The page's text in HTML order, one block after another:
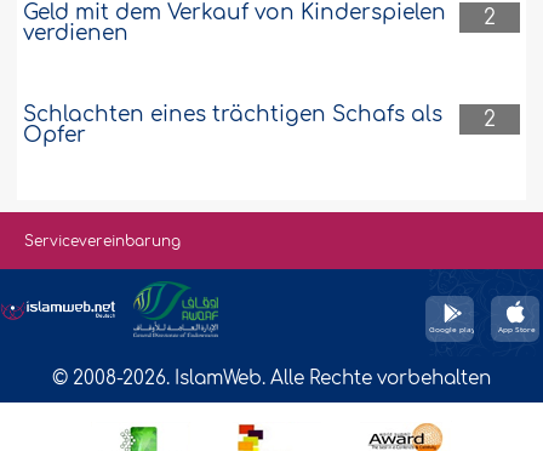
2
Geld mit dem Verkauf von Kinderspielen
verdienen
2
Schlachten eines trächtigen Schafs als
Opfer
Servicevereinbarung
© 2008-2026. IslamWeb. Alle Rechte vorbehalten